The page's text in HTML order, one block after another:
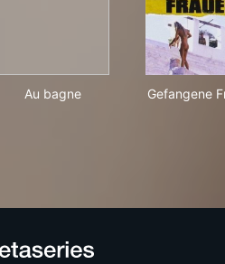
Au bagne Gefangene